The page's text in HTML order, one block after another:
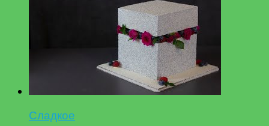
Сладкое